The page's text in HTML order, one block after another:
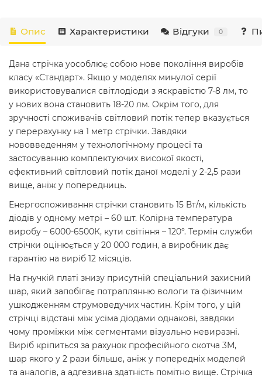
Опис Характеристики Відгуки 0
Дана стрічка уособлює собою нове покоління виробів
класу «Стандарт». Якщо у моделях минулої серії
використовувалися світлодіоди з яскравістю 7-8 лм, то
у нових вона становить 18-20 лм. Окрім того, для
зручності споживачів світловий потік тепер вказується
у перерахунку на 1 метр стрічки. Завдяки
нововведенням у технологічному процесі та
застосуванню комплектуючих високої якості,
ефективний світловий потік даної моделі у 2-2,5 рази
вище, аніж у попередниць.
Енергоспоживання стрічки становить 15 Вт/м, кількість
діодів у одному метрі – 60 шт. Колірна температура
виробу – 6000-6500К, кути світіння – 120°. Термін служби
стрічки оцінюється у 20 000 годин, а виробник дає
гарантію на виріб 12 місяців.
На гнучкій платі знизу присутній спеціальний захисний
шар, який запобігає потраплянню вологи та фізичним
ушкодженням струмоведучих частин. Крім того, у цій
стрічці відстані між усіма діодами однакові, завдяки
чому проміжки між сегментами візуально невиразні.
Виріб кріпиться за рахунок професійного скотча 3М,
шар якого у 2 рази більше, аніж у попередніх моделей
та аналогів, а адгезивна здатність помітно вище. Стрічка